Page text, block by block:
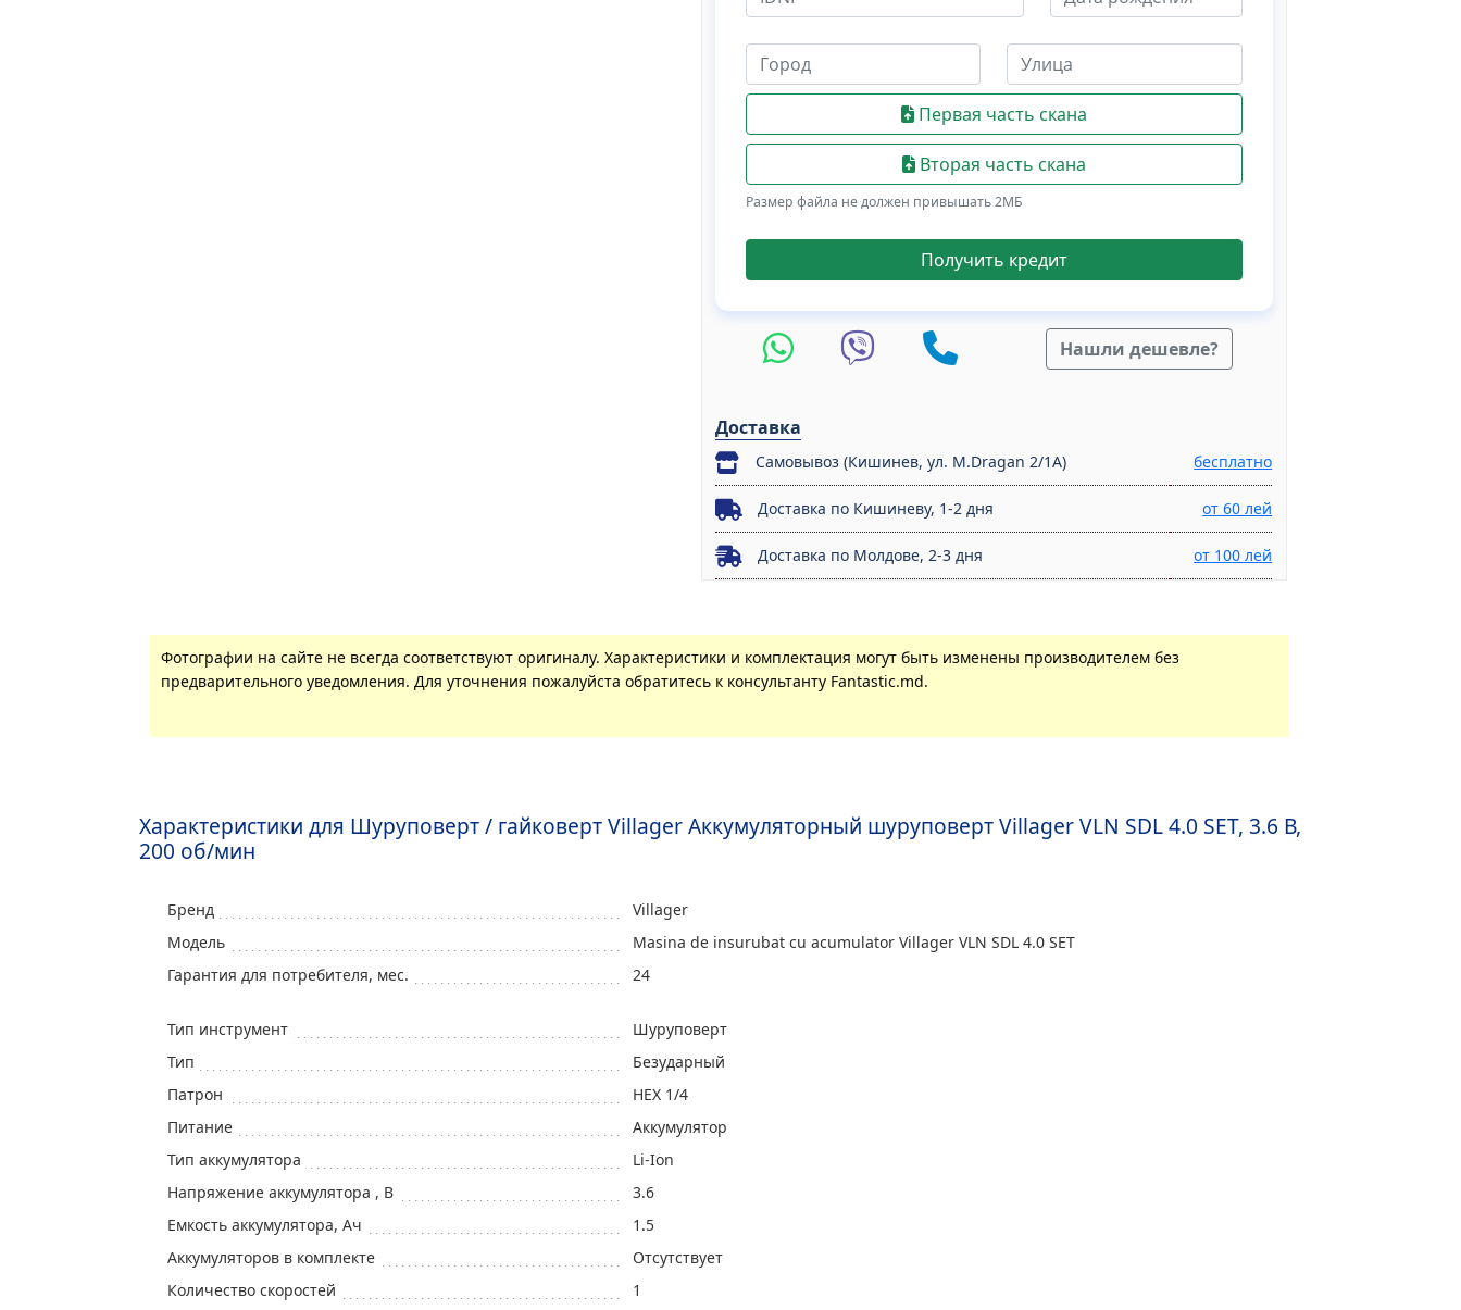
Первая часть скана
Вторая часть скана
Размер файла не должен привышать 2МБ
Получить кредит
Нашли дешевле?
Доставка
Самовывоз (Кишинев, ул. M.Dragan 2/1A) бесплатно
Доставка по Кишиневу, 1-2 дня от 60 лей
Доставка по Молдове, 2-3 дня от 100 лей
Фотографии на сайте не всегда соответствуют оригиналу. Характеристики и комплектация могут быть изменены производителем без
предварительного уведомления. Для уточнения пожалуйста обратитесь к консультанту Fantastic.md.
Характеристики для Шуруповерт / гайковерт Villager Аккумуляторный шуруповерт Villager VLN SDL 4.0 SET, 3.6 В,
200 об/мин
Бренд
Villager
Модель
Masina de insurubat cu acumulator Villager VLN SDL 4.0 SET
Гарантия для потребителя, мес.
24
Тип инструмент
Шуруповерт
Тип
Безударный
Патрон
HEX 1/4
Питание
Аккумулятор
Тип аккумулятора
Li-Ion
Напряжение аккумулятора , B
3.6
Емкость аккумулятора, Aч
1.5
Aккумуляторов в комплекте
Отсутствует
Количество скоростей
1